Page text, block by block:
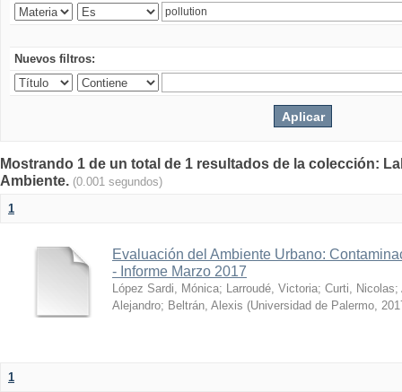
Nuevos filtros:
Mostrando 1 de un total de 1 resultados de la colección:
Ambiente. (0.001 segundos)
1
Evaluación del Ambiente Urbano:
- Informe Marzo 2017
López Sardi, Mónica; Larroudé, Victoria; Curti, Nicolas;
Alejandro; Beltrán, Alexis (Universidad de Palermo,
1